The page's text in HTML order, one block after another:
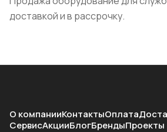
доставкой и в рассрочку.
О компанииКонтактыОплата
СервисАкцииБлогБрендыПроекты